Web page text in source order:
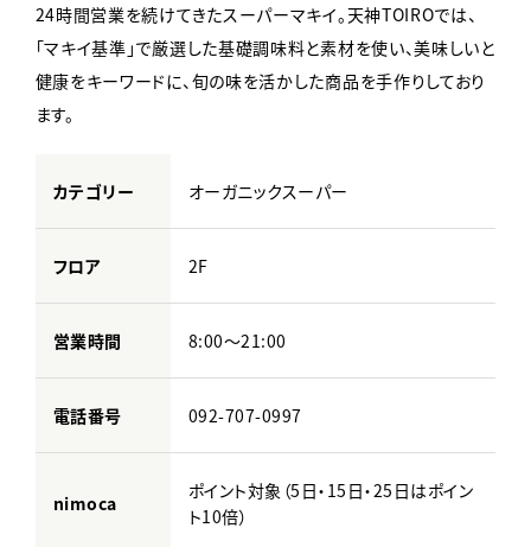
24時間営業を続けてきたスーパーマキイ。天神TOIROでは、
「マキイ基準」で厳選した基礎調味料と素材を使い、美味しいと
健康をキーワードに、旬の味を活かした商品を手作りしており
ます。
カテゴリー オーガニックスーパー
フロア 2F
営業時間 8:00～21:00
電話番号 092-707-0997
nimoca
ポイント対象（5日・15日・25日はポイン
ト10倍）